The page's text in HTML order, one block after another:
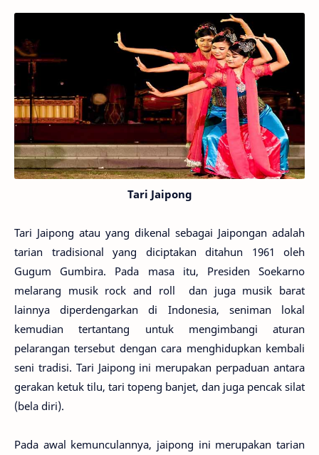
Tari Jaipong
Tari Jaipong atau yang dikenal sebagai Jaipongan adalah
tarian tradisional yang diciptakan ditahun 1961 oleh
Gugum Gumbira. Pada masa itu, Presiden Soekarno
melarang musik rock and roll dan juga musik barat
lainnya diperdengarkan di Indonesia, seniman lokal
kemudian tertantang untuk mengimbangi aturan
pelarangan tersebut dengan cara menghidupkan kembali
seni tradisi. Tari Jaipong ini merupakan perpaduan antara
gerakan ketuk tilu, tari topeng banjet, dan juga pencak silat
(bela diri).
Pada awal kemunculannya, jaipong ini merupakan tarian